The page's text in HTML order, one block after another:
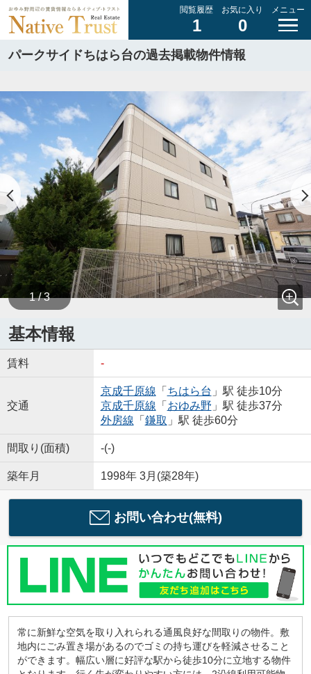
閲覧履歴
1
お気に入り
0
メニュー
パークサイドちはら台の過去掲載物件情報
1 / 3
基本情報
賃料 -
交通
京成千原線 「 ちはら台 」駅 徒歩10分
京成千原線 「 おゆみ野 」駅 徒歩37分
外房線 「 鎌取 」駅 徒歩60分
間取り(面積) -(-)
築年月 1998年 3月(築28年)
お問い合わせ(無料)
常に新鮮な空気を取り入れられる通風良好な間取りの物件。敷
地内にごみ置き場があるのでゴミの持ち運びを軽減させること
ができます。幅広い層に好評な駅から徒歩10分に立地する物件